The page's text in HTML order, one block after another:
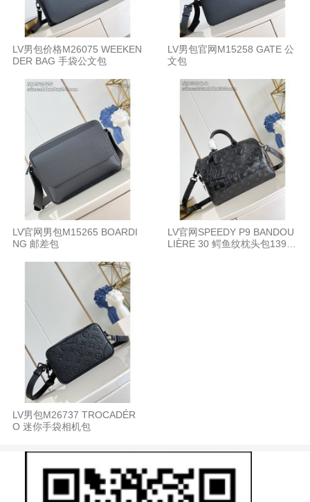
LV男包价格M26075 WEEKEN
DER BAG 手袋公文包
LV男包官网M15258 GATE 公
文包
LV官网男包M15265 BOARDI
NG 邮差包
LV官网SPEEDY P9 BANDOU
LIÈRE 30 鳄鱼纹枕头包1390
LV男包M26737 TROCADÉR
O 迷你手袋相机包